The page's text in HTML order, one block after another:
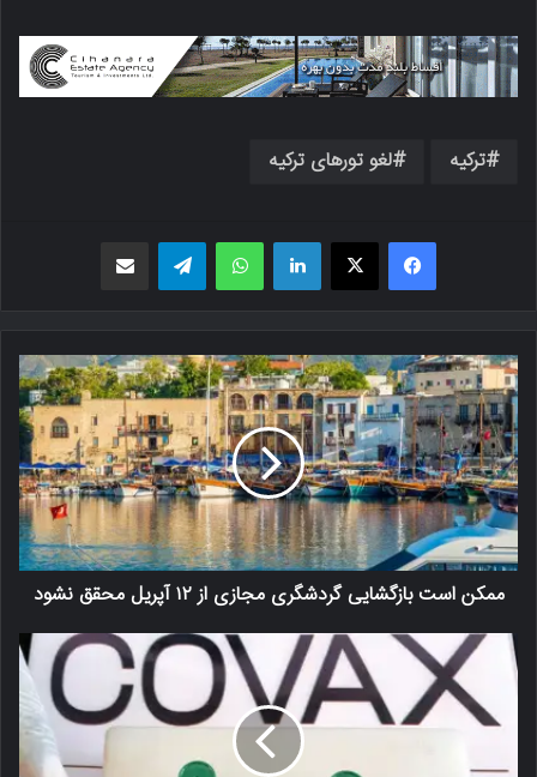
ترکیه لغو تورهای ترکیه
فیسبوک X لینکدین واتس اپ تلگرام
ممکن است بازگشایی گردشگری مجازی از ۱۲ آپریل محقق نشود